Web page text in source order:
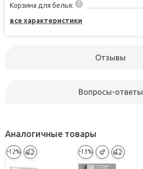
Корзина для белья:
все характеристики
Отзывы
Вопросы-ответы
Аналогичные товары
-12% -13%